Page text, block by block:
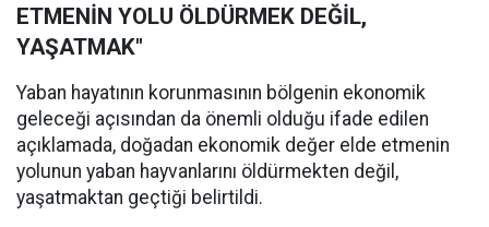
ETMENİN YOLU ÖLDÜRMEK DEĞİL,
YAŞATMAK"
Yaban hayatının korunmasının bölgenin ekonomik
geleceği açısından da önemli olduğu ifade edilen
açıklamada, doğadan ekonomik değer elde etmenin
yolunun yaban hayvanlarını öldürmekten değil,
yaşatmaktan geçtiği belirtildi.